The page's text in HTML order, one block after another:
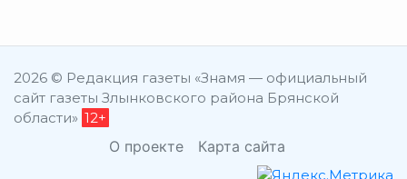
2026 © Редакция газеты «Знамя — официальный
сайт газеты Злынковского района Брянской
области» 12+
О проекте Карта сайта